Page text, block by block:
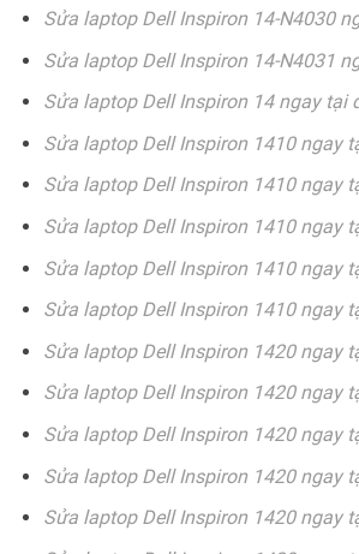
Sửa laptop Dell Inspiron 14-N4030
Sửa laptop Dell Inspiron 14-N4031
Sửa laptop Dell Inspiron 14 ngay tại
Sửa laptop Dell Inspiron 1410 ngay
Sửa laptop Dell Inspiron 1410 ngay
Sửa laptop Dell Inspiron 1410 ngay
Sửa laptop Dell Inspiron 1410 ngay
Sửa laptop Dell Inspiron 1410 ngay
Sửa laptop Dell Inspiron 1420 ngay
Sửa laptop Dell Inspiron 1420 ngay
Sửa laptop Dell Inspiron 1420 ngay
Sửa laptop Dell Inspiron 1420 ngay
Sửa laptop Dell Inspiron 1420 ngay